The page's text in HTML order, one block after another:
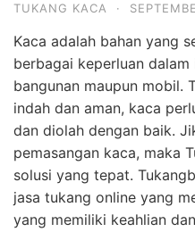
TUKANG KACA ·
Kaca adalah bahan yang
berbagai keperluan
bangunan maupun mobil.
indah dan aman, kaca
dan diolah dengan baik.
pemasangan kaca, maka
solusi yang tepat.
jasa tukang online yang
yang memiliki keahlian